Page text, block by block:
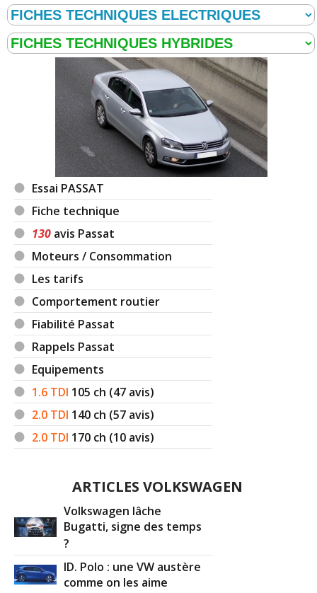
Essai PASSAT
Fiche technique
130 avis Passat
Moteurs / Consommation
Les tarifs
Comportement routier
Fiabilité Passat
Rappels Passat
Equipements
1.6 TDI 105 ch (47 avis)
2.0 TDI 140 ch (57 avis)
2.0 TDI 170 ch (10 avis)
ARTICLES VOLKSWAGEN
Volkswagen lâche
Bugatti, signe des temps
?
ID. Polo : une VW austère
comme on les aime